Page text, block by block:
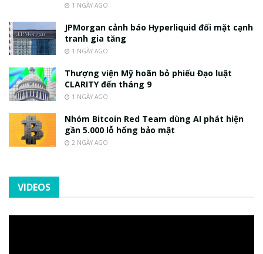
1 NGÀY AGO
JPMorgan cảnh báo Hyperliquid đối mặt cạnh
tranh gia tăng
1 NGÀY AGO
Thượng viện Mỹ hoãn bỏ phiếu Đạo luật
CLARITY đến tháng 9
1 NGÀY AGO
Nhóm Bitcoin Red Team dùng AI phát hiện
gần 5.000 lỗ hổng bảo mật
2 NGÀY AGO
VIDEOS